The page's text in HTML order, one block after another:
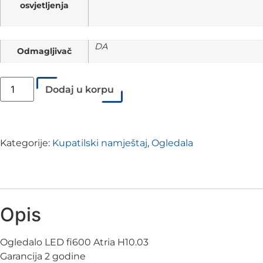
osvjetljenja
Odmagljivač DA
Dodaj u korpu
Kategorije: Kupatilski namještaj, Ogledala
Opis
Ogledalo LED fi600 Atria H10.03
Garancija 2 godine